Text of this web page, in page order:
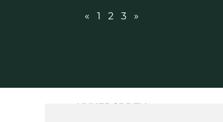
« 1 2 3 »
NYHEDSBREV